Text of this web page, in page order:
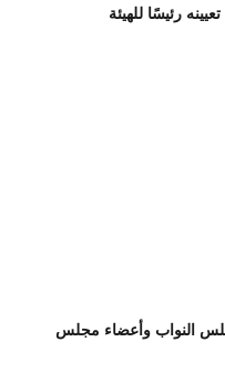
رئيسًا للهيئة
النواب وأعضاء مجلس